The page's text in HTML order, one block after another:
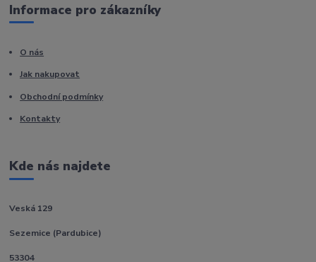
Informace pro zákazníky
O nás
Jak nakupovat
Obchodní podmínky
Kontakty
Kde nás najdete
Veská 129
Sezemice (Pardubice)
53304